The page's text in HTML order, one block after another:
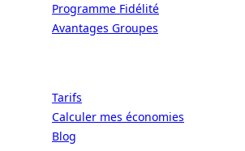
Programme Fidélité
Avantages Groupes
Tarifs
Calculer mes économies
Blog